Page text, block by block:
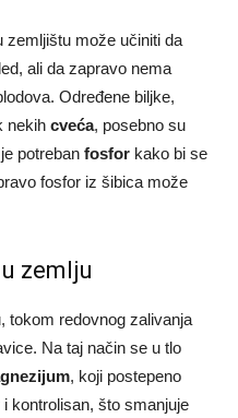
zemljištu može učiniti da
ali da zapravo nema
Određene biljke,
nekih cveća, posebno su
potreban fosfor kako bi se
fosfor iz šibica može
zemlju
tokom redovnog zalivanja
Na taj način se u tlo
, koji postepeno
kontrolisan, što smanjuje